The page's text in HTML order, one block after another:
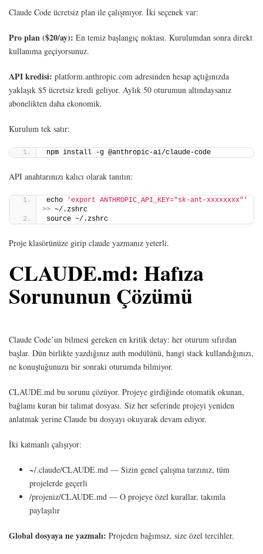
Claude Code ücretsiz plan ile çalışmıyor. İki seçenek var:
Pro plan ($20/ay): En temiz başlangıç noktası. Kurulumdan sonra direkt
kullanıma geçiyorsunuz.
API kredisi: platform.anthropic.com adresinden hesap açtığınızda
yaklaşık $5 ücretsiz kredi geliyor. Aylık 50 oturumun altındaysanız
abonelikten daha ekonomik.
Kurulum tek satır:
npm install -g @anthropic-ai/claude-code
API anahtarınızı kalıcı olarak tanıtın:
echo
'export ANTHROPIC_API_KEY="sk-ant-xxxxxxxx"'
>> ~/.zshrc
source ~/.zshrc
Proje klasörünüze girip claude yazmanız yeterli.
CLAUDE.md: Hafıza
Sorununun Çözümü
Claude Code’un bilmesi gereken en kritik detay: her oturum sıfırdan
başlar. Dün birlikte yazdığınız auth modülünü, hangi stack kullandığınızı,
ne konuştuğunuzu bir sonraki oturumda bilmiyor.
CLAUDE.md bu sorunu çözüyor. Projeye girdiğinde otomatik okunan,
bağlamı kuran bir talimat dosyası. Siz her seferinde projeyi yeniden
anlatmak yerine Claude bu dosyayı okuyarak devam ediyor.
İki katmanlı çalışıyor:
~/.claude/CLAUDE.md — Sizin genel çalışma tarzınız, tüm
projelerde geçerli
/projeniz/CLAUDE.md — O projeye özel kurallar, takımla
paylaşılır
Global dosyaya ne yazmalı: Projeden bağımsız, size özel tercihler.